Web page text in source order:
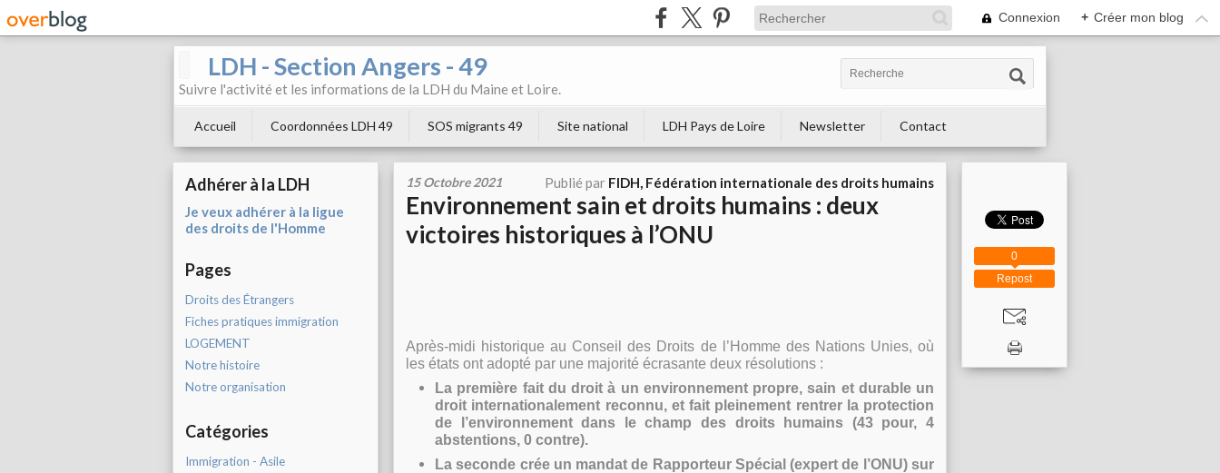
Connexion + Créer mon blog
LDH - Section Angers - 49
Suivre l'activité et les informations de la LDH du Maine et Loire.
Accueil Coordonnées LDH 49 SOS migrants 49 Site national LDH Pays de Loire Newsletter Contact
Adhérer à la LDH
Je veux adhérer à la ligue
des droits de l'Homme
Pages
Droits des Étrangers
Fiches pratiques immigration
LOGEMENT
Notre histoire
Notre organisation
Catégories
Immigration - Asile
15 Octobre 2021 Publié par FIDH, Fédération internationale des droits humains
Environnement sain et droits humains : deux
victoires historiques à l’ONU
Après-midi historique au Conseil des Droits de l’Homme des Nations Unies, où
les états ont adopté par une majorité écrasante deux résolutions :
La première fait du droit à un environnement propre, sain et durable un
droit internationalement reconnu, et fait pleinement rentrer la protection
de l’environnement dans le champ des droits humains (43 pour, 4
abstentions, 0 contre).
La seconde crée un mandat de Rapporteur Spécial (expert de l’ONU) sur
Repost
0